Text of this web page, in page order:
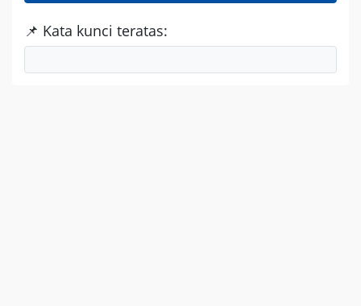
📌 Kata kunci teratas: